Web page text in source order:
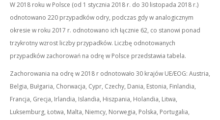
W 2018 roku w Polsce (od 1 stycznia 2018 r. do 30 listopada 2018 r.)
odnotowano 220 przypadków odry, podczas gdy w analogicznym
okresie w roku 2017 r. odnotowano ich łącznie 62, co stanowi ponad
trzykrotny wzrost liczby przypadków. Liczbę odnotowanych
przypadków zachorowań na odrę w Polsce przedstawia tabela.
Zachorowania na odrę w 2018 r odnotowało 30 krajów UE/EOG: Austria,
Belgia, Bułgaria, Chorwacja, Cypr, Czechy, Dania, Estonia, Finlandia,
Francja, Grecja, Irlandia, Islandia, Hiszpania, Holandia, Litwa,
Luksemburg, Łotwa, Malta, Niemcy, Norwegia, Polska, Portugalia,